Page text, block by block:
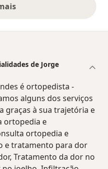
acima
de Jorge
é ortopedista -
alguns dos serviços
graças à sua trajetória e
ortopedia e
ortopedia e
e tratamento para dor
Tratamento da dor no